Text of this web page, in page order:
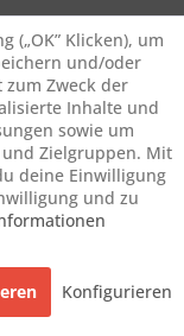
(„OK” Klicken), um
und/oder
Zweck der
Inhalte und
sowie um
Zielgruppen. Mit
deine Einwilligung
und zu
Konfigurieren